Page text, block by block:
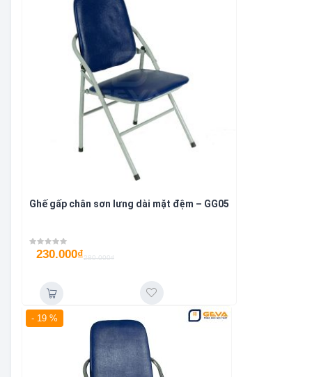
Ghế gấp chân sơn lưng dài mặt đệm – GG05
280.000₫
230.000₫
- 19 %